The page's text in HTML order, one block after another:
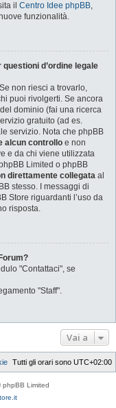
il Centro Idee phpBB,
funzionalità.
d’ordine legale
non riesci a trovarlo,
puoi rivolgerti. Se ancora
dominio (fai una ricerca
gratuito (ad es.
servizio. Nota che phpBB
alcun controllo e non
e da chi viene utilizzata
Limited o phpBB
direttamente collegata al
stesso. I messaggi di
Store riguardanti l’uso da
risposta.
"Contattaci", se
"Staff".
Vai a
Tutti gli orari sono UTC+02:00
Limited